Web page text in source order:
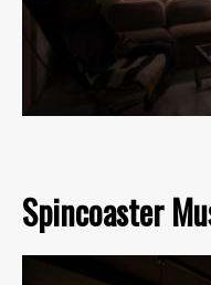
Spincoaster